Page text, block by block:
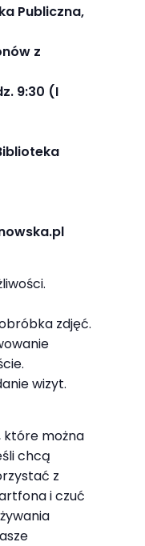
Publiczna,
z
9:30 (I
zdjęć.
wizyt.
które można
chcą
z
i czuć